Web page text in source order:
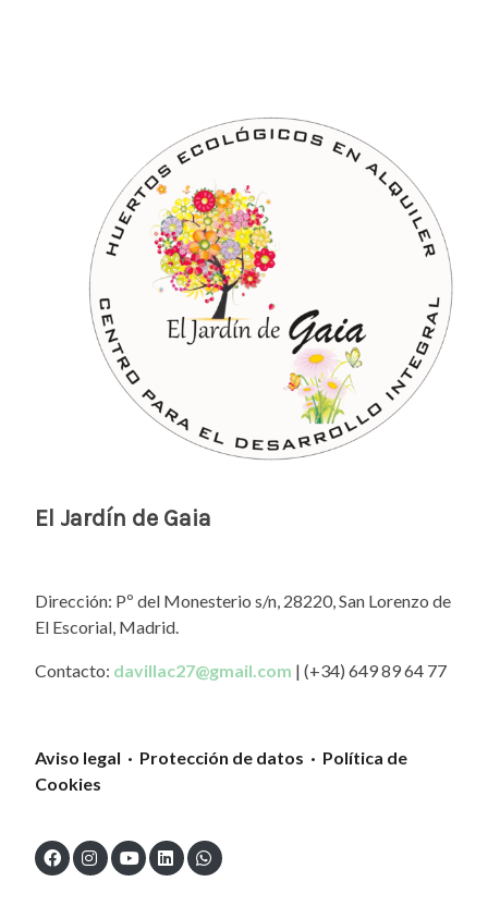
El Jardín de Gaia
Dirección: Pº del Monesterio s/n, 28220, San Lorenzo de
El Escorial, Madrid.
Contacto: davillac27@gmail.com | (+34) 649 89 64 77
Aviso legal · Protección de datos · Política de
Cookies